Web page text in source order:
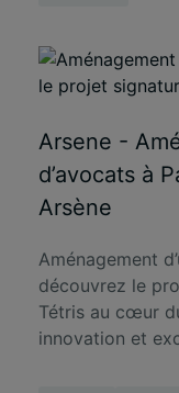
Arsene -
d’avocats à
Arsène
Aménagement
découvrez le
Tétris au cœur
innovation et